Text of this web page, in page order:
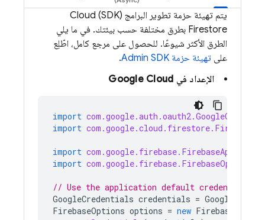
يتم تهيئة حزمة تطوير البرامج (SDK)
Cloud
Firestore بطرق مختلفة حسب بيئتك. في ما يلي
الطرق الأكثر شيوعًا. للحصول على مرجع كامل، اطّلِع
على تهيئة حزمة Admin SDK
.
الإعداد في Google Cloud
import
import com.google.cloud.firestore.Firestore
import com.google.firebase.FirebaseApp
import com.google.firebase.FirebaseOptions
// Use the application default credentials
GoogleCredentials credentials =
FirebaseOptions options = new